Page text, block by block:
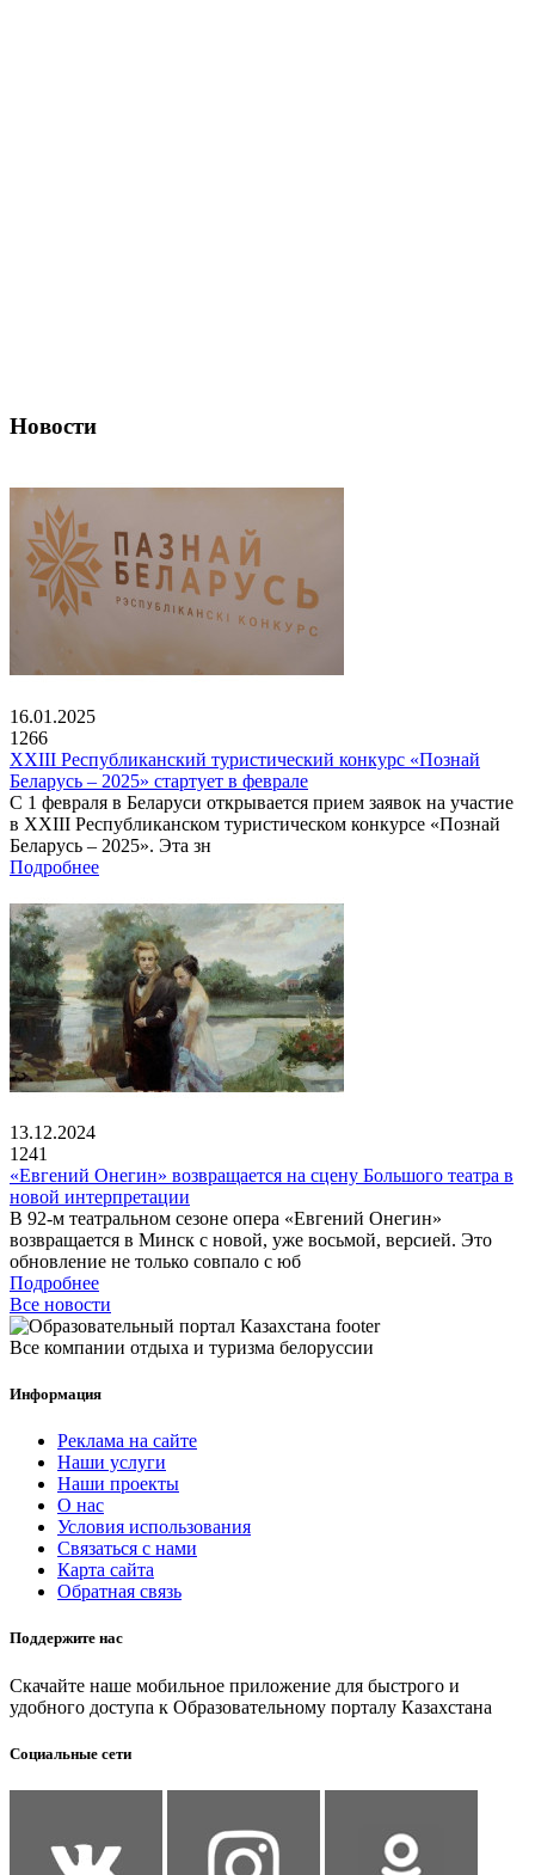
Новости
16.01.2025
1266
XXIII Республиканский туристический конкурс «Познай
Беларусь – 2025» стартует в феврале
С 1 февраля в Беларуси открывается прием заявок на участие
в XXIII Республиканском туристическом конкурсе «Познай
Беларусь – 2025». Эта зн
Подробнее
13.12.2024
1241
«Евгений Онегин» возвращается на сцену Большого театра в
новой интерпретации
В 92-м театральном сезоне опера «Евгений Онегин»
возвращается в Минск с новой, уже восьмой, версией. Это
обновление не только совпало с юб
Подробнее
Все новости
Все компании отдыха и туризма белоруссии
Информация
Реклама на сайте
Наши услуги
Наши проекты
О нас
Условия использования
Связаться с нами
Карта сайта
Обратная связь
Поддержите нас
Скачайте наше мобильное приложение для быстрого и
удобного доступа к Образовательному порталу Казахстана
Социальные сети